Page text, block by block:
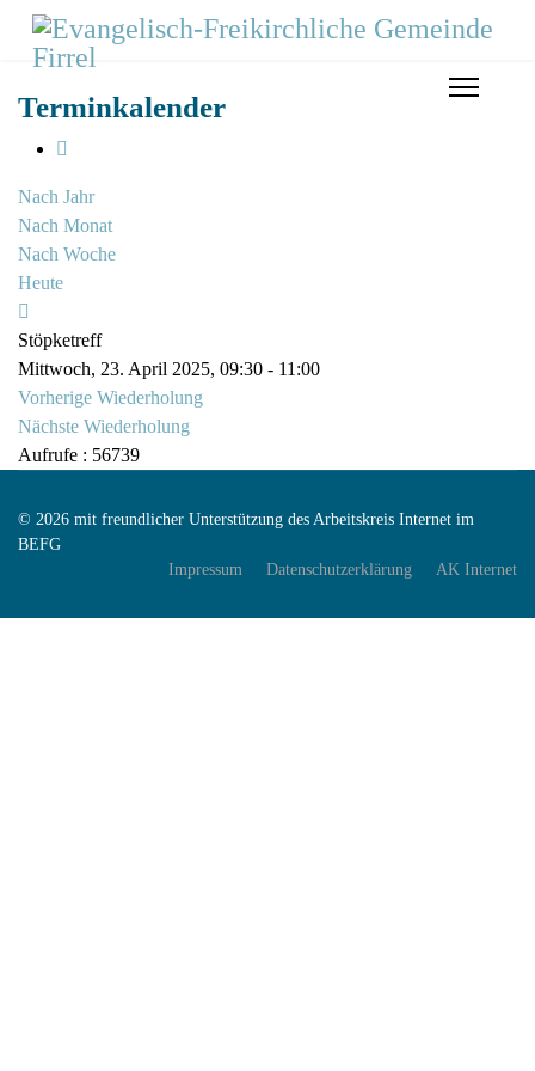
Terminkalender
Nach Jahr
Nach Monat
Nach Woche
Heute
Stöpketreff
Mittwoch, 23. April 2025, 09:30 - 11:00
Vorherige Wiederholung
Nächste Wiederholung
Aufrufe : 56739
© 2026 mit freundlicher Unterstützung des Arbeitskreis Internet im
BEFG
Impressum
Datenschutzerklärung AK Internet